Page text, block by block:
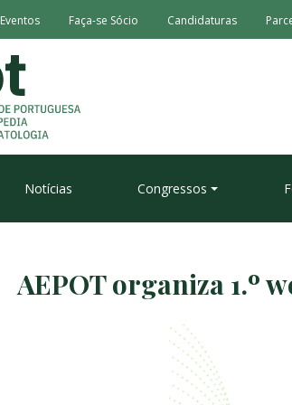
Eventos Faça-se Sócio Candidaturas
Notícias Congressos
AEPOT organiza 1.º